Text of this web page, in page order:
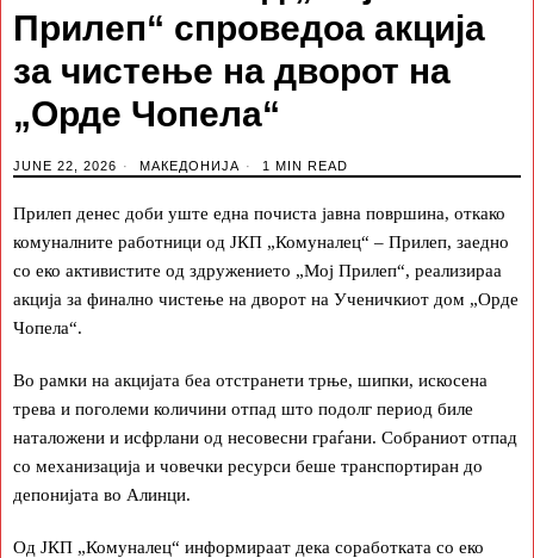
Прилеп“ спроведоа акција
за чистење на дворот на
„Орде Чопела“
JUNE 22, 2026 МАКЕДОНИЈА 1 MIN READ
Прилеп денес доби уште една почиста јавна површина, откако
комуналните работници од ЈКП „Комуналец“ – Прилеп, заедно
со еко активистите од здружението „Мој Прилеп“, реализираа
акција за финално чистење на дворот на Ученичкиот дом „Орде
Чопела“.
Во рамки на акцијата беа отстранети трње, шипки, искосена
трева и поголеми количини отпад што подолг период биле
наталожени и исфрлани од несовесни граѓани. Собраниот отпад
со механизација и човечки ресурси беше транспортиран до
депонијата во Алинци.
Од ЈКП „Комуналец“ информираат дека соработката со еко